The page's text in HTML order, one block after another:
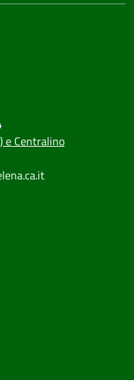
e Centralino